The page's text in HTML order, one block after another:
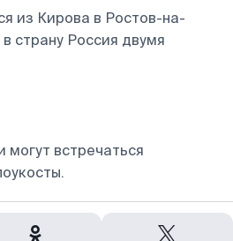
из Кирова в Ростов-на-
страну Россия двумя
могут встречаться